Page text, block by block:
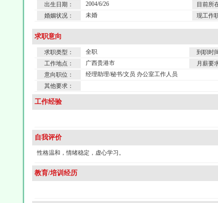
出生日期：
2004/6/26
目前所
婚姻状况：
未婚 现工作
求职意向
求职类型： 全职
到职时
工作地点：
广西贵港市
月薪要
意向职位：
经理助理/秘书/文员 办公室工作人员
其他要求：
工作经验
自我评价
性格温和，情绪稳定，虚心学习。
教育/培训经历